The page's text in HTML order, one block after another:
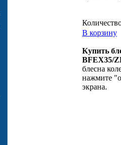
В корзину
Купить
BFEX35/
блесна
нажмите
экрана.